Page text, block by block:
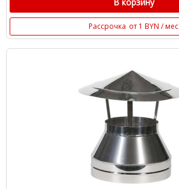
Рассрочка от 1 BYN / мес